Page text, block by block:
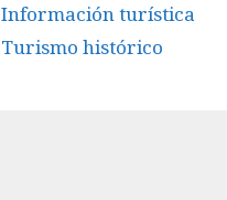
Información turística
Turismo histórico